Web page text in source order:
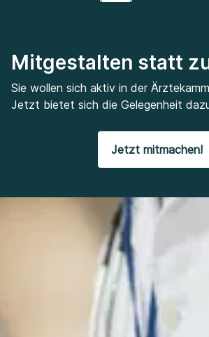
Mitgestalten statt
Sie wollen sich aktiv in der
Jetzt bietet sich die Gelegenheit
Jetzt mitmachen!